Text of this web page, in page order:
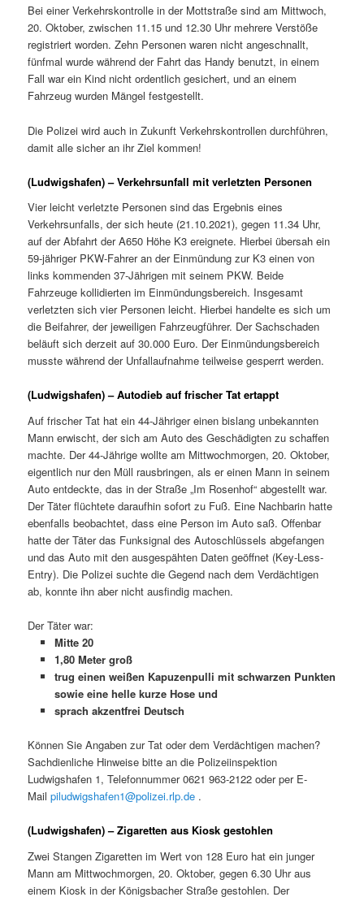
Bei einer Verkehrskontrolle in der Mottstraße sind am Mittwoch,
20. Oktober, zwischen 11.15 und 12.30 Uhr mehrere Verstöße
registriert worden. Zehn Personen waren nicht angeschnallt,
fünfmal wurde während der Fahrt das Handy benutzt, in einem
Fall war ein Kind nicht ordentlich gesichert, und an einem
Fahrzeug wurden Mängel festgestellt.
Die Polizei wird auch in Zukunft Verkehrskontrollen durchführen,
damit alle sicher an ihr Ziel kommen!
(Ludwigshafen) – Verkehrsunfall mit verletzten Personen
Vier leicht verletzte Personen sind das Ergebnis eines
Verkehrsunfalls, der sich heute (21.10.2021), gegen 11.34 Uhr,
auf der Abfahrt der A650 Höhe K3 ereignete. Hierbei übersah ein
59-jähriger PKW-Fahrer an der Einmündung zur K3 einen von
links kommenden 37-Jährigen mit seinem PKW. Beide
Fahrzeuge kollidierten im Einmündungsbereich. Insgesamt
verletzten sich vier Personen leicht. Hierbei handelte es sich um
die Beifahrer, der jeweiligen Fahrzeugführer. Der Sachschaden
beläuft sich derzeit auf 30.000 Euro. Der Einmündungsbereich
musste während der Unfallaufnahme teilweise gesperrt werden.
(Ludwigshafen) – Autodieb auf frischer Tat ertappt
Auf frischer Tat hat ein 44-Jähriger einen bislang unbekannten
Mann erwischt, der sich am Auto des Geschädigten zu schaffen
machte. Der 44-Jährige wollte am Mittwochmorgen, 20. Oktober,
eigentlich nur den Müll rausbringen, als er einen Mann in seinem
Auto entdeckte, das in der Straße „Im Rosenhof“ abgestellt war.
Der Täter flüchtete daraufhin sofort zu Fuß. Eine Nachbarin hatte
ebenfalls beobachtet, dass eine Person im Auto saß. Offenbar
hatte der Täter das Funksignal des Autoschlüssels abgefangen
und das Auto mit den ausgespähten Daten geöffnet (Key-Less-
Entry). Die Polizei suchte die Gegend nach dem Verdächtigen
ab, konnte ihn aber nicht ausfindig machen.
Der Täter war:
Mitte 20
1,80 Meter groß
trug einen weißen Kapuzenpulli mit schwarzen Punkten
sowie eine helle kurze Hose und
sprach akzentfrei Deutsch
Können Sie Angaben zur Tat oder dem Verdächtigen machen?
Sachdienliche Hinweise bitte an die Polizeiinspektion
Ludwigshafen 1, Telefonnummer 0621 963-2122 oder per E-
Mailpiludwigshafen1@polizei.rlp.de .
(Ludwigshafen) – Zigaretten aus Kiosk gestohlen
Zwei Stangen Zigaretten im Wert von 128 Euro hat ein junger
Mann am Mittwochmorgen, 20. Oktober, gegen 6.30 Uhr aus
einem Kiosk in der Königsbacher Straße gestohlen. Der